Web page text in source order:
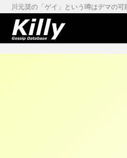
川元奨の「ゲイ」という噂はデマの可